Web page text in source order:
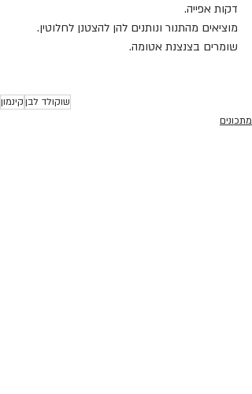
דקות אפייה.
מוציאים מהתנור ונותנים להן להצטנן לחלוטין.
שומרים בצנצנת אטומה.
שוקולד לבןקינמון
מתכונים